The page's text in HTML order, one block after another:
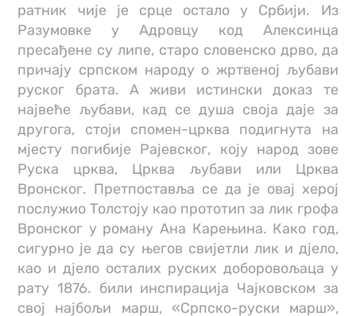
ратник чије је срце остало у Србији. Из
Разумовке у Адровцу код Алексинца
пресађене су липе, старо словенско дрво, да
причају српском народу о жртвеној љубави
руског брата. А живи истински доказ те
највеће љубави, кад се душа своја даје за
другога, стоји спомен-црква подигнута на
мјесту погибије Рајевског, коју народ зове
Руска црква, Црква љубави или Црква
Вронског. Претпоставља се да је овај херој
послужио Толстоју као прототип за лик грофа
Вронског у роману Ана Карењина. Како год,
сигурно је да су његов свијетли лик и дјело,
као и дјело осталих руских доборовољаца у
рату 1876. били инспирација Чајковском за
свој најбољи марш, «Српско-руски марш»,